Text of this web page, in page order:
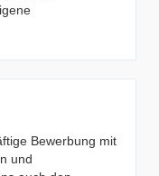
Bewerbung mit
und